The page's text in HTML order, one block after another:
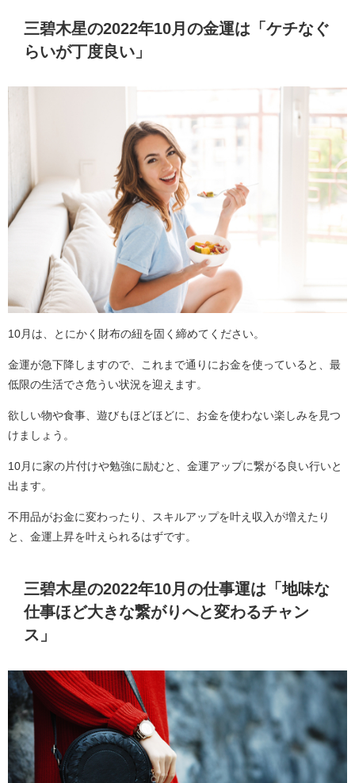
三碧木星の2022年10月の金運は「ケチなぐ
らいが丁度良い」
10月は、とにかく財布の紐を固く締めてください。
金運が急下降しますので、これまで通りにお金を使っていると、最
低限の生活でさ危うい状況を迎えます。
欲しい物や食事、遊びもほどほどに、お金を使わない楽しみを見つ
けましょう。
10月に家の片付けや勉強に励むと、金運アップに繋がる良い行いと
出ます。
不用品がお金に変わったり、スキルアップを叶え収入が増えたり
と、金運上昇を叶えられるはずです。
三碧木星の2022年10月の仕事運は「地味な
仕事ほど大きな繋がりへと変わるチャン
ス」